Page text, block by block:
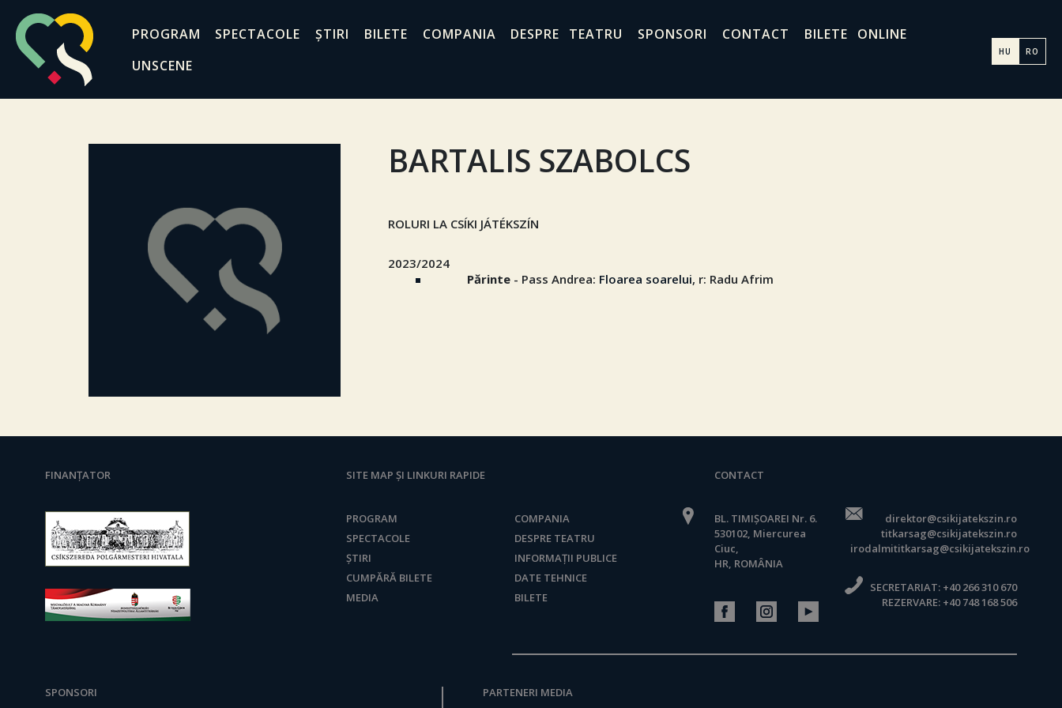
PROGRAM SPECTACOLE ȘTIRI BILETE COMPANIA DESPRE TEATRU SPONSORI CONTACT
BILETE ONLINE
UNSCENE
HU RO
BARTALIS SZABOLCS
ROLURI LA CSÍKI JÁTÉKSZÍN
2023/2024
Părinte - Pass Andrea: Floarea soarelui, r: Radu Afrim
FINANȚATOR SITE MAP ȘI LINKURI RAPIDE
PROGRAM
SPECTACOLE
ȘTIRI
CUMPĂRĂ BILETE
MEDIA
COMPANIA
DESPRE TEATRU
INFORMAȚII PUBLICE
DATE TEHNICE
BILETE
CONTACT
BL. TIMIȘOAREI Nr. 6.
530102, Miercurea
Ciuc,
HR, ROMÂNIA
direktor@csikijatekszin.ro
titkarsag@csikijatekszin.ro
irodalmititkarsag@csikijatekszin.ro
SECRETARIAT: +40 266 310 670
REZERVARE: +40 748 168 506
SPONSORI PARTENERI MEDIA